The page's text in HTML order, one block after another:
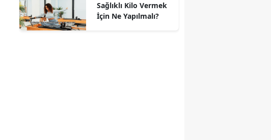
Sağlıklı Kilo Vermek
İçin Ne Yapılmalı?